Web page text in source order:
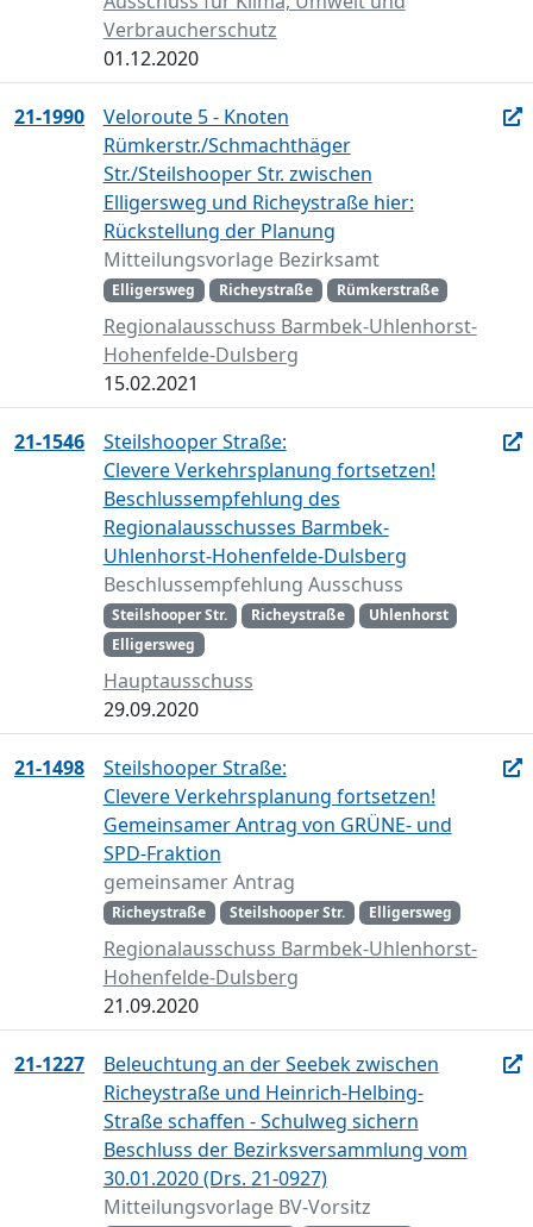
Verbraucherschutz
01.12.2020
21-1990
Veloroute 5 - Knoten
Rümkerstr./Schmachthäger
Str./Steilshooper Str. zwischen
Elligersweg und Richeystraße hier:
Rückstellung der Planung
Mitteilungsvorlage Bezirksamt
Elligersweg Richeystraße Rümkerstraße
Regionalausschuss Barmbek-Uhlenhorst-
Hohenfelde-Dulsberg
15.02.2021
21-1546
Steilshooper Straße:
Clevere Verkehrsplanung fortsetzen!
Beschlussempfehlung des
Regionalausschusses Barmbek-
Uhlenhorst-Hohenfelde-Dulsberg
Beschlussempfehlung Ausschuss
Steilshooper Str. Richeystraße
Uhlenhorst
Elligersweg
Hauptausschuss
29.09.2020
21-1498
Steilshooper Straße:
Clevere Verkehrsplanung fortsetzen!
Gemeinsamer Antrag von GRÜNE- und
SPD-Fraktion
gemeinsamer Antrag
Richeystraße Steilshooper Str. Elligersweg
Regionalausschuss Barmbek-Uhlenhorst-
Hohenfelde-Dulsberg
21.09.2020
21-1227
Beleuchtung an der Seebek zwischen
Richeystraße und Heinrich-Helbing-
Straße schaffen - Schulweg sichern
Beschluss der Bezirksversammlung vom
30.01.2020 (Drs. 21-0927)
Mitteilungsvorlage BV-Vorsitz